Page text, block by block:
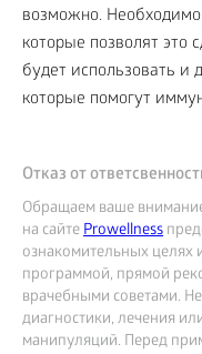
возможно.
которые позволят
будет использовать и
которые помогут
Отказ от
Обращаем ваше
на сайтеProwellness
ознакомительных целях
программой, прямой
врачебными советами.
диагностики, лечения
манипуляций. Перед